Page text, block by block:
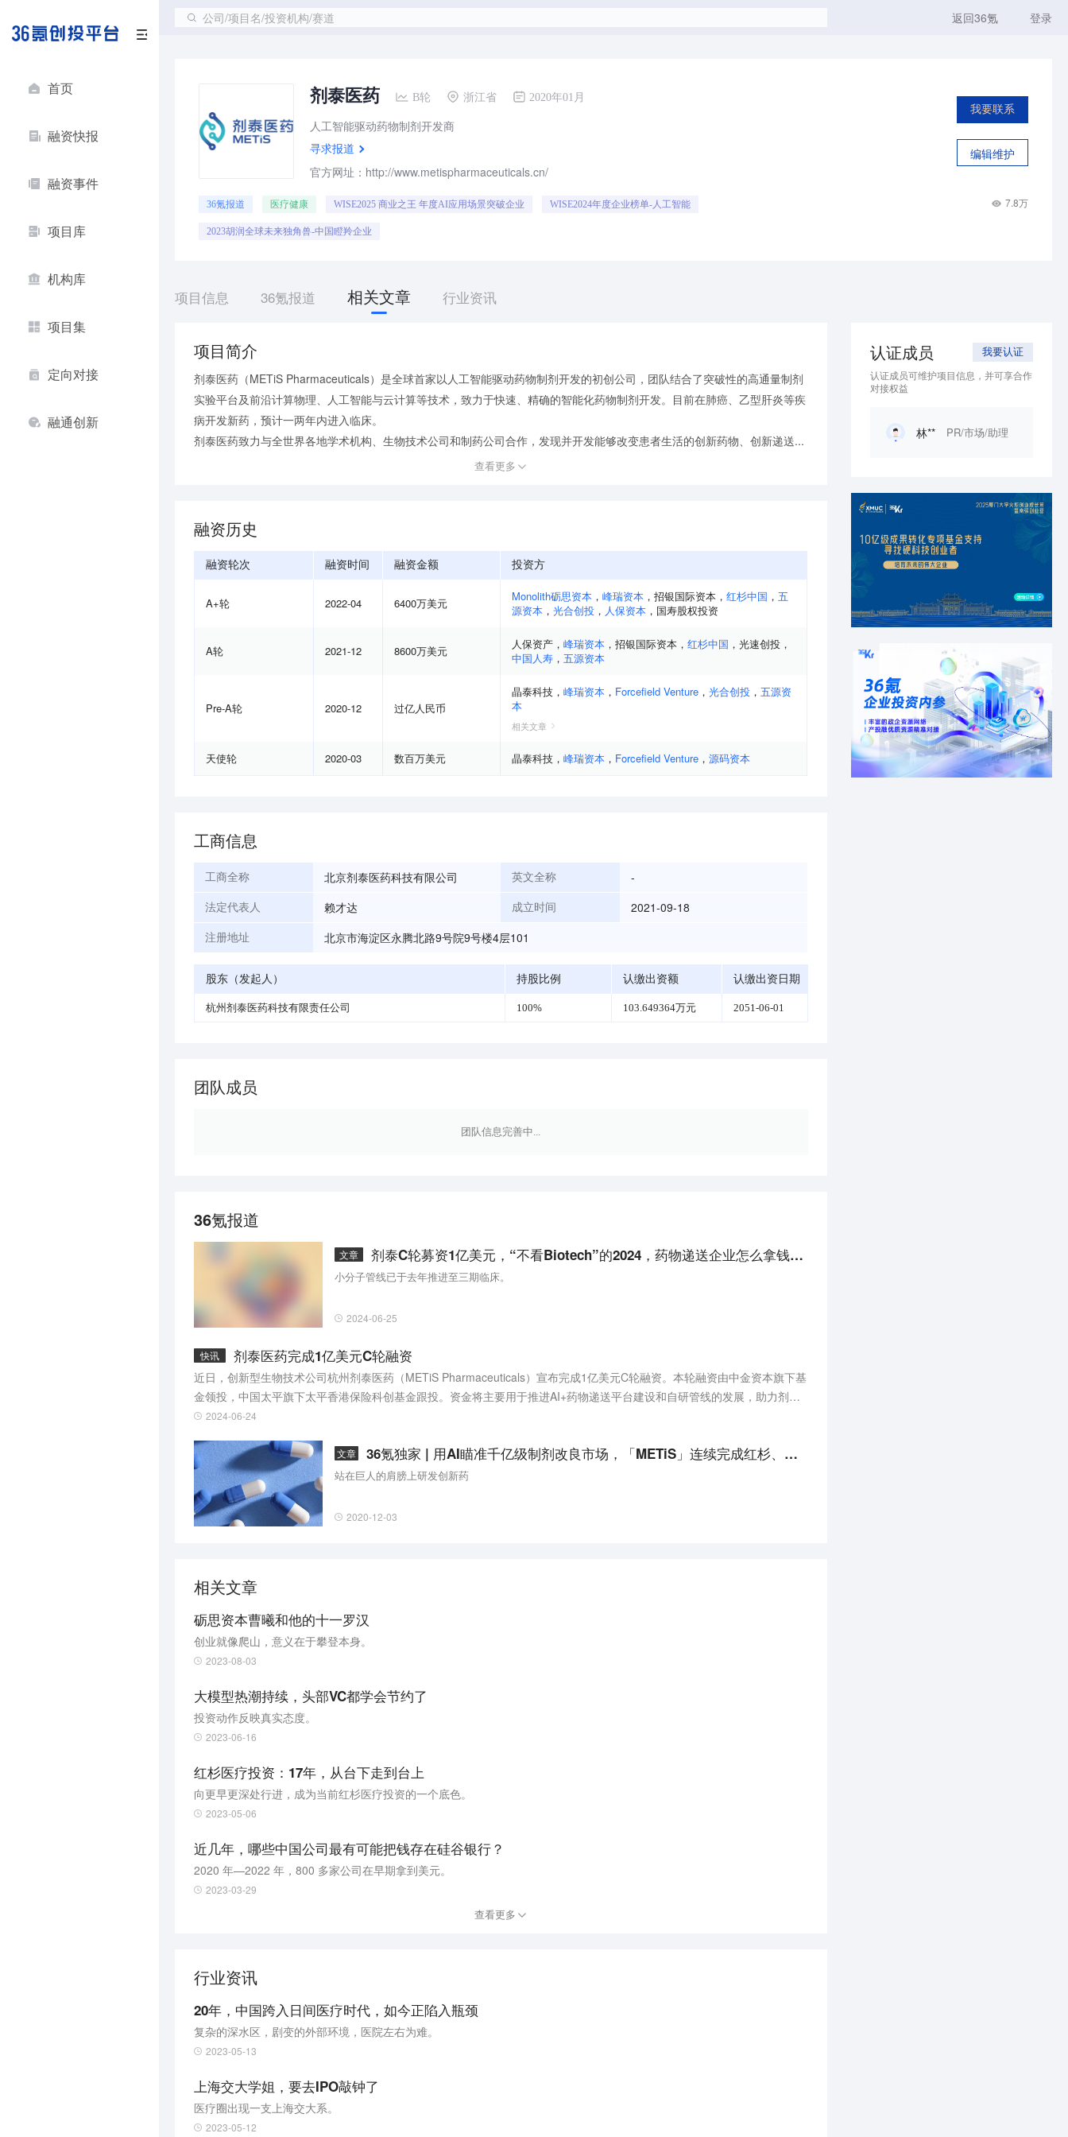
首页
融资快报
融资事件
项目库
机构库
项目集
定向对接
融通创新
公司/项目名/投资机构/赛道 返回36氪 登录
剂泰医药 B轮 浙江省 2020年01月
人工智能驱动药物制剂开发商
寻求报道
官方网址：http://www.metispharmaceuticals.cn/
我要联系
编辑维护
36氪报道 医疗健康 WISE2025 商业之王 年度AI应用场景突破企业 WISE2024年度企业榜单-人工智能
2023胡润全球未来独角兽-中国瞪羚企业
7.8万
项目信息 36氪报道 相关文章 行业资讯
项目简介
剂泰医药（METiS Pharmaceuticals）是全球首家以人工智能驱动药物制剂开发的初创公司，团队结合了突破性的高通量制剂
实验平台及前沿计算物理、人工智能与云计算等技术，致力于快速、精确的智能化药物制剂开发。目前在肺癌、乙型肝炎等疾
病开发新药，预计一两年内进入临床。
剂泰医药致力与全世界各地学术机构、生物技术公司和制药公司合作，发现并开发能够改变患者生活的创新药物、创新递送...
查看更多
融资历史
融资轮次 融资时间 融资金额 投资方
A+轮 2022-04 6400万美元 Monolith砺思资本 ， 峰瑞资本 ， 招银国际资本 ， 红杉中国 ， 五
源资本 ， 光合创投 ， 人保资本 ， 国寿股权投资
A轮 2021-12 8600万美元 人保资产 ， 峰瑞资本 ， 招银国际资本 ， 红杉中国 ， 光速创投 ，
中国人寿 ， 五源资本
Pre-A轮 2020-12 过亿人民币
晶泰科技 ， 峰瑞资本 ， Forcefield Venture ， 光合创投 ， 五源资
本
相关文章
天使轮 2020-03 数百万美元 晶泰科技 ， 峰瑞资本 ， Forcefield Venture ， 源码资本
工商信息
工商全称 北京剂泰医药科技有限公司 英文全称 -
法定代表人 赖才达 成立时间 2021-09-18
注册地址 北京市海淀区永腾北路9号院9号楼4层101
股东（发起人） 持股比例 认缴出资额 认缴出资日期
杭州剂泰医药科技有限责任公司 100% 103.649364万元 2051-06-01
团队成员
团队信息完善中...
36氪报道
文章 剂泰C轮募资1亿美元，“不看Biotech”的2024，药物递送企业怎么拿钱｜36氪专访
小分子管线已于去年推进至三期临床。
2024-06-25
快讯 剂泰医药完成1亿美元C轮融资
近日，创新型生物技术公司杭州剂泰医药（METiS Pharmaceuticals）宣布完成1亿美元C轮融资。本轮融资由中金资本旗下基
金领投，中国太平旗下太平香港保险科创基金跟投。资金将主要用于推进AI+药物递送平台建设和自研管线的发展，助力剂泰
医药在药物递送领域的持续创新。 剂泰医药成立于2020年，专注于利用人工智能驱动精准靶向药物递送和药物发现，致力于
2024-06-24
文章 36氪独家 | 用AI瞄准千亿级制剂改良市场，「METiS」连续完成红杉、光速领投的两轮过亿元融资
站在巨人的肩膀上研发创新药
2020-12-03
相关文章
砺思资本曹曦和他的十一罗汉
创业就像爬山，意义在于攀登本身。
2023-08-03
大模型热潮持续，头部VC都学会节约了
投资动作反映真实态度。
2023-06-16
红杉医疗投资：17年，从台下走到台上
向更早更深处行进，成为当前红杉医疗投资的一个底色。
2023-05-06
近几年，哪些中国公司最有可能把钱存在硅谷银行？
2020 年—2022 年，800 多家公司在早期拿到美元。
2023-03-29
查看更多
行业资讯
20年，中国跨入日间医疗时代，如今正陷入瓶颈
复杂的深水区，剧变的外部环境，医院左右为难。
2023-05-13
上海交大学姐，要去IPO敲钟了
医疗圈出现一支上海交大系。
2023-05-12
认证成员 我要认证
认证成员可维护项目信息，并可享合作
对接权益
林** PR/市场/助理